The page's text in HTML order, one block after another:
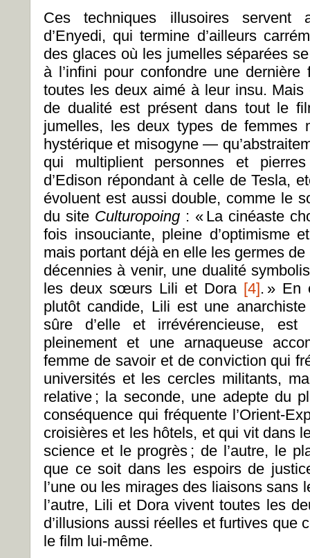
Ces techniques illusoires servent
d’Enyedi, qui termine d’ailleurs
des glaces où les jumelles séparées
à l’infini pour confondre une dernière
toutes les deux aimé à leur insu.
de dualité est présent dans tout le
jumelles, les deux types de femmes
hystérique et misogyne —
qui multiplient personnes et
d’Edison répondant à celle de Tesla,
évoluent est aussi double, comme le
du site Culturopoing : « La cinéaste
fois insouciante, pleine d’optimisme
mais portant déjà en elle les germes
décennies à venir, une dualité
les deux sœurs Lili et Dora [4]. » En
plutôt candide, Lili est une
sûre d’elle et irrévérencieuse, est
pleinement et une arnaqueuse
femme de savoir et de conviction qui
universités et les cercles militants,
relative ; la seconde, une adepte du
conséquence qui fréquente l’Orient-
croisières et les hôtels, et qui vit dans
science et le progrès ; de l’autre, le
que ce soit dans les espoirs de
l’une ou les mirages des liaisons sans
l’autre, Lili et Dora vivent toutes les
d’illusions aussi réelles et furtives que
le film lui-même.